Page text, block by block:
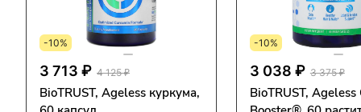
-10%
3 713 ₽ 4 125 ₽
BioTRUST, Ageless куркума,
-10%
3 038 ₽ 3 375 ₽
BioTRUST, Ageless